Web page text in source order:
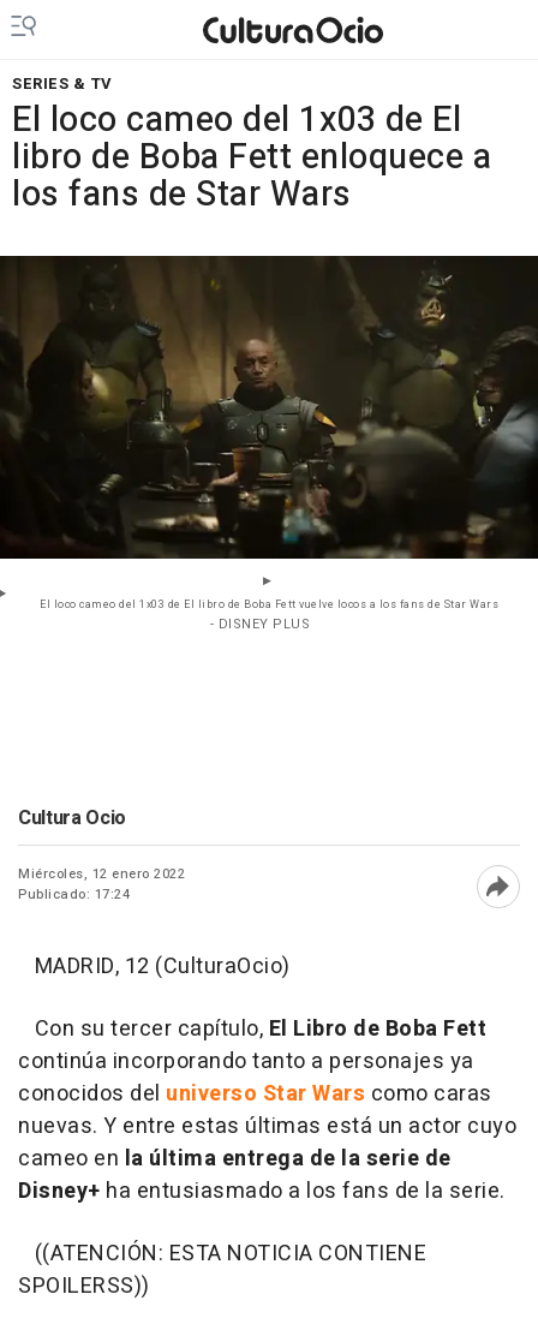
SERIES & TV
El loco cameo del 1x03 de El
libro de Boba Fett enloquece a
los fans de Star Wars
El loco cameo del 1x03 de El libro de Boba Fett vuelve locos a los fans de Star Wars
- DISNEY PLUS
Cultura Ocio
Miércoles, 12 enero 2022
Publicado: 17:24
MADRID, 12 (CulturaOcio)
Con su tercer capítulo, El Libro de Boba Fett
continúa incorporando tanto a personajes ya
conocidos del universo Star Wars como caras
nuevas. Y entre estas últimas está un actor cuyo
cameo en la última entrega de la serie de
Disney+ ha entusiasmado a los fans de la serie.
((ATENCIÓN: ESTA NOTICIA CONTIENE
SPOILERSS))